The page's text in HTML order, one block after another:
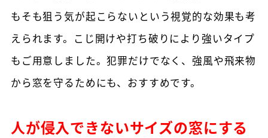
もそも狙う気が起こらないという視覚的な効果も考
えられます。こじ開けや打ち破りにより強いタイプ
もご用意しました。犯罪だけでなく、強風や飛来物
から窓を守るためにも、おすすめです。
人が侵入できないサイズの窓にする